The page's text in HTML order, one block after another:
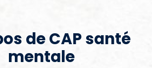
de CAP santé
mentale